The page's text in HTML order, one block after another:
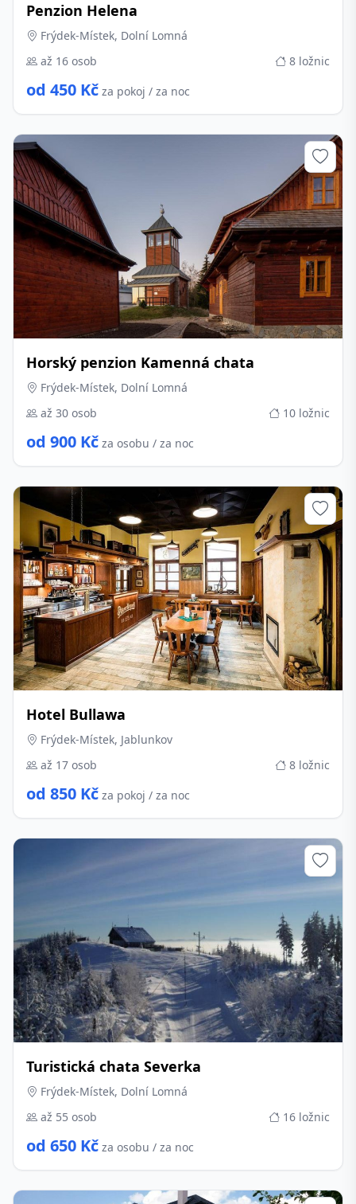
Penzion Helena
Frýdek-Místek, Dolní Lomná
až 16 osob
8 ložnic
od 450 Kč za pokoj / za noc
Horský penzion Kamenná chata
Frýdek-Místek, Dolní Lomná
až 30 osob
10 ložnic
od 900 Kč za osobu / za noc
Hotel Bullawa
Frýdek-Místek, Jablunkov
až 17 osob
8 ložnic
od 850 Kč za pokoj / za noc
Turistická chata Severka
Frýdek-Místek, Dolní Lomná
až 55 osob
16 ložnic
od 650 Kč za osobu / za noc